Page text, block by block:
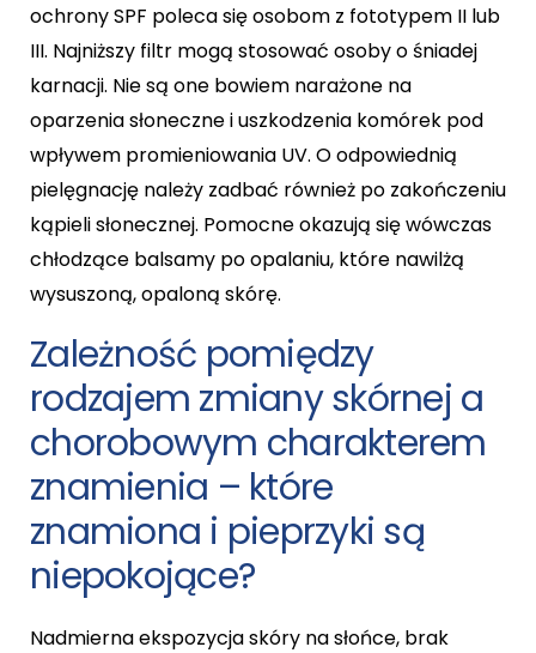
ochrony SPF poleca się osobom z fototypem II lub
III. Najniższy filtr mogą stosować osoby o śniadej
karnacji. Nie są one bowiem narażone na
oparzenia słoneczne i uszkodzenia komórek pod
wpływem promieniowania UV. O odpowiednią
pielęgnację należy zadbać również po zakończeniu
kąpieli słonecznej. Pomocne okazują się wówczas
chłodzące balsamy po opalaniu, które nawilżą
wysuszoną, opaloną skórę.
Zależność pomiędzy
rodzajem zmiany skórnej a
chorobowym charakterem
znamienia – które
znamiona i pieprzyki są
niepokojące?
Nadmierna ekspozycja skóry na słońce, brak